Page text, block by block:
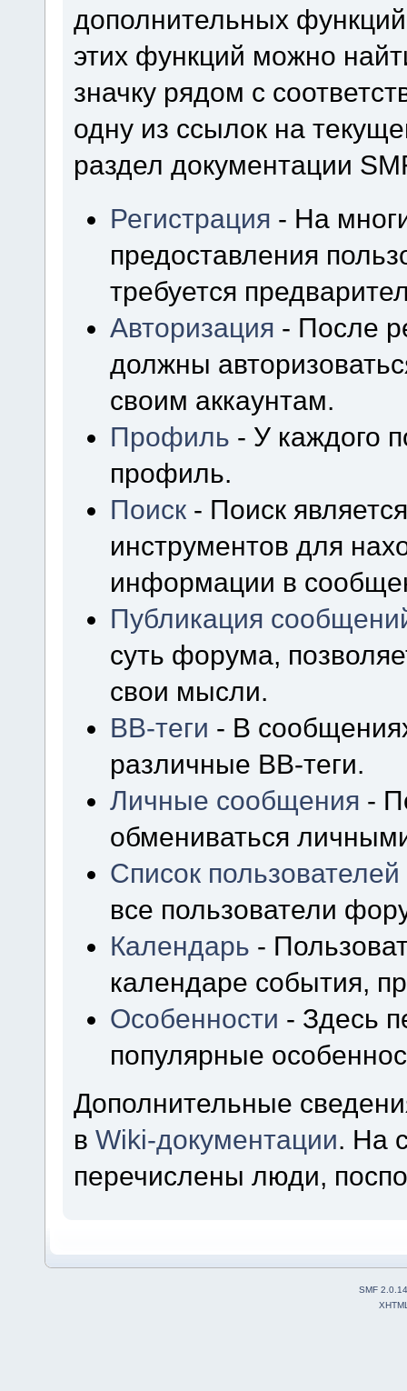
дополнительных
этих функций можно
значку рядом с
одну из ссылок на
раздел документации
Регистрация - На
предоставления
требуется
Авторизация - После
должны
своим аккаунтам.
Профиль - У каждого
профиль.
Поиск - Поиск
инструментов для
информации в
Публикация
суть форума,
свои мысли.
BB-теги - В
различные BB-теги.
Личные сообщения -
обмениваться
Список пользователей
все пользователи
Календарь -
календаре события,
Особенности - Здесь
популярные
Дополнительные
вWiki-документации. На
перечислены люди,
SMF 2.0.14